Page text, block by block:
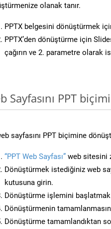
olanak tanır.
PPTX belgesini dönüştürmek
PPTX’den dönüştürme için
çağırın ve 2. parametre olarak
Sayfasını PPT
sayfasını PPT biçimine
“PPT Web Sayfası” web sitesini
Dönüştürmek istediğiniz web
kutusuna girin.
Dönüştürme işlemini başlatmak
Dönüştürmenin
Dönüştürme tamamlandıktan